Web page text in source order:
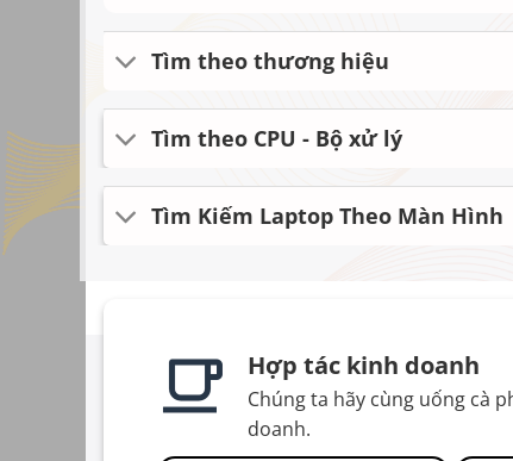
Tìm theo thương hiệu
Tìm theo CPU - Bộ xử lý
Tìm Kiếm Laptop Theo Màn Hình
Hợp tác kinh doanh
Chúng ta hãy cùng uống cà
doanh.